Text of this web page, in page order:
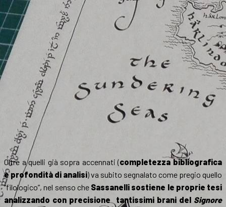
Oltre a quelli già sopra accennati (completezza bibliografica
e profondità di analisi) va subito segnalato come pregio quello
“filologico”, nel senso che Sassanelli sostiene le proprie tesi
analizzando con precisione
tantissimi brani del Signore